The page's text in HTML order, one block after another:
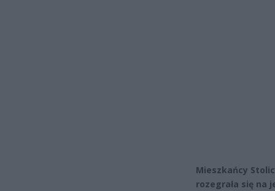
Mieszkańcy
rozegrała się na